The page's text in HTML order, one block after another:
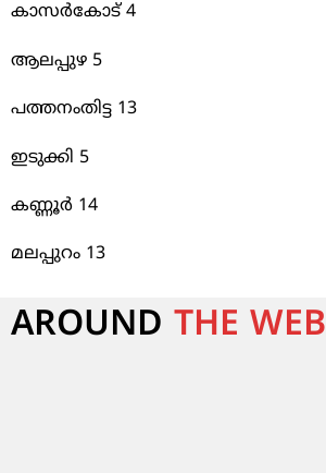
കാസർകോട് 4
ആലപ്പുഴ 5
പത്തനംതിട്ട 13
ഇടുക്കി 5
കണ്ണൂർ 14
മലപ്പുറം 13
AROUND THE WEB